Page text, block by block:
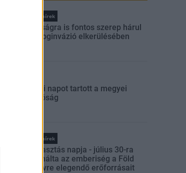
Országos hírek
A lakosságra is fontos szerep hárul
a szúnyoginvázió elkerülésében
Szakmai napot tartott a megyei
igazgatóság
Országos hírek
Túlfogyasztás napja - július 30-ra
felhasználta az emberiség a Föld
egész évre elegendő erőforrásait